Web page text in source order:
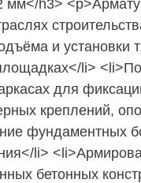
мм</h3>
и установки
li>
для
креплений,
фундаментных
li>
бетонных